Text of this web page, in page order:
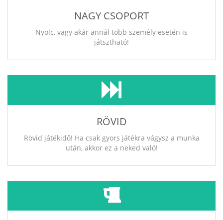
NAGY CSOPORT
Nyolc, vagy akár annál több személy esetén is
játsztható!
RÖVID
Rövid játékidő! Ha csak gyors játékra vágysz a munka
után, akkor ez a neked való!